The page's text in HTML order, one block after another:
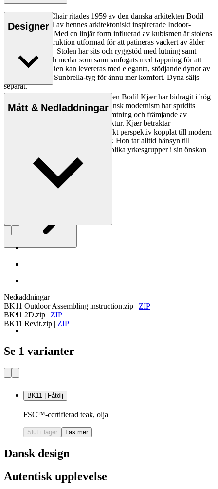
BK11 Lounge Chair ritades 1959 av den danska arkitekten Bodil
Kjær som en del av hennes arkitektoniskt inspirerade Indoor-
Outdoor Series. Med en linjär form influerad av kubismen är stolens
solida teakkonstruktion utformad för att patineras vackert av ålder
och användning. Stolen har sits och ryggstöd med lutning samt
armstöd, ben och medar som sammanfogats med tappning för att
bilda två rutor. Den kan levereras med eleganta, stödjande dynor av
väderbeständigt Sunbrella-tyg för ännu mer komfort. Dyna säljs
separat.
Designer
Den danska professorn och arkitekten Bodil Kjær har bidragit i hög
grad till att designprinciperna för dansk modernism har spridits
genom hennes resor, kunskapsinhämtning och främjande av
relationen mellan design och arkitektur. Kjær betraktar
möbelkonstruktion ur ett rent tekniskt perspektiv kopplat till modern
arkitektur och skapat för människor. Hon tar alltid hänsyn till
kontexten och har samarbetat med olika yrkesgrupper i sin önskan
att optimera fysiska miljöer.
Läs mer om Bodil Kjær
Mått & Nedladdningar
Nedladdningar
BK11 Outdoor Assembling instruction.zip | ZIP
BK11 2D.zip | ZIP
BK11 Revit.zip | ZIP
Se 1 varianter
BK11 | Fåtölj
FSC™-certifierad teak, olja
Slut i lager Läs mer
Dansk design
Autentisk upplevelse